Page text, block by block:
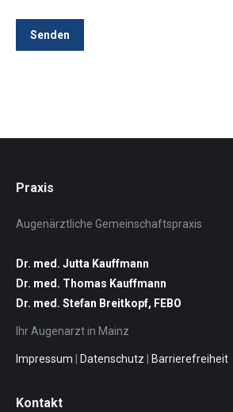
Senden
Praxis
Augenärztliche Gemeinschaftspraxis
Dr. med. Jutta Kauffmann
Dr. med. Thomas Kauffmann
Dr. med. Stefan Breitkopf, FEBO
Ihr Augenarzt in Mainz
Impressum Datenschutz Barrierefreiheit
Kontakt